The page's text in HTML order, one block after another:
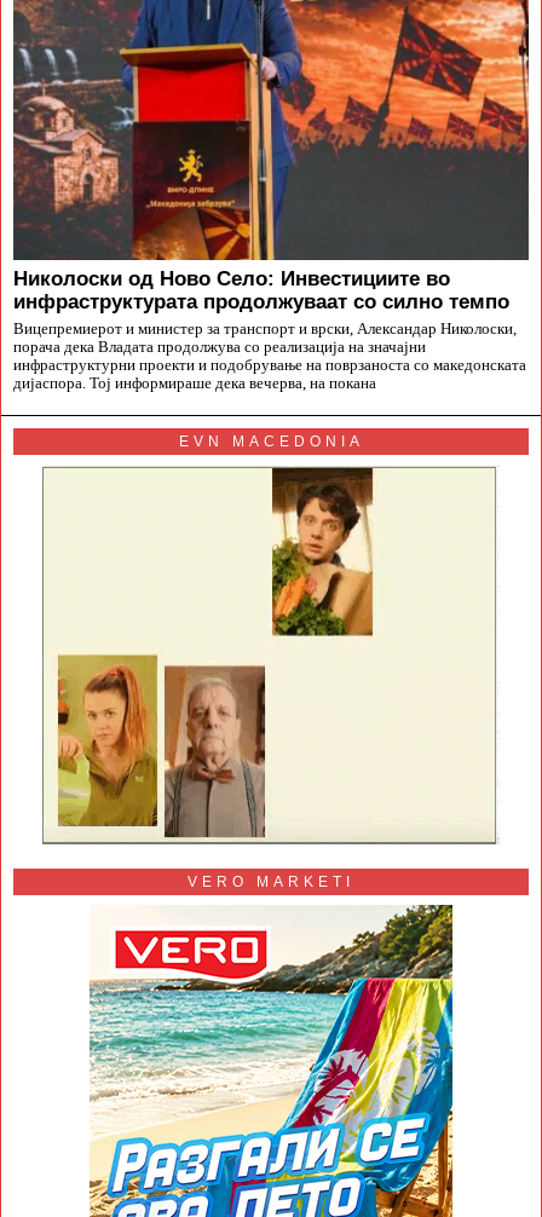
Николоски од Ново Село: Инвестициите во
инфраструктурата продолжуваат со силно темпо
Вицепремиерот и министер за транспорт и врски, Александар Николоски,
порача дека Владата продолжува со реализација на значајни
инфраструктурни проекти и подобрување на поврзаноста со македонската
дијаспора. Тој информираше дека вечерва, на покана
EVN MACEDONIA
VERO MARKETI